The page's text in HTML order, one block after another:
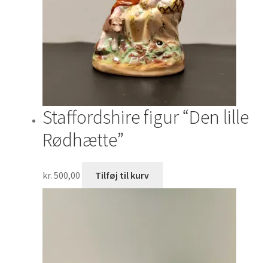
Staffordshire figur “Den lille
Rødhætte”
kr. 500,00 Tilføj til kurv